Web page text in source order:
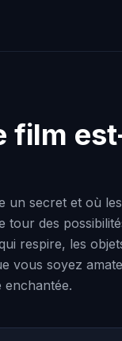
film
secret et où
des
respire, les
soyez
enchantée.